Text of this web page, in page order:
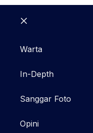
Warta
In-Depth
Sanggar Foto
Opini